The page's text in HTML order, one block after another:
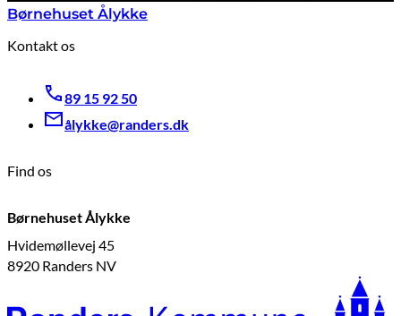
Børnehuset Ålykke
Kontakt os
89 15 92 50
ålykke@randers.dk
Find os
Børnehuset Ålykke
Hvidemøllevej 45
8920 Randers NV